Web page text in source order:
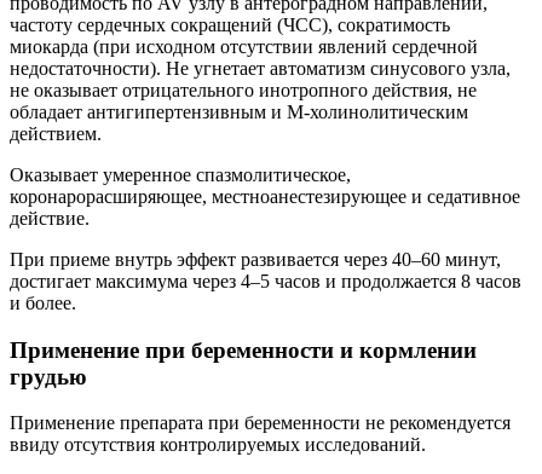
частоту сердечных сокращений (ЧСС), сократимость
миокарда (при исходном отсутствии явлений сердечной
недостаточности). Не угнетает автоматизм синусового узла,
не оказывает отрицательного инотропного действия, не
обладает антигипертензивным и М‑холинолитическим
действием.
Оказывает умеренное спазмолитическое,
коронарорасширяющее, местноанестезирующее и седативное
действие.
При приеме внутрь эффект развивается через 40–60 минут,
достигает максимума через 4–5 часов и продолжается 8 часов
и более.
Применение при беременности и кормлении
грудью
Применение препарата при беременности не рекомендуется
ввиду отсутствия контролируемых исследований.